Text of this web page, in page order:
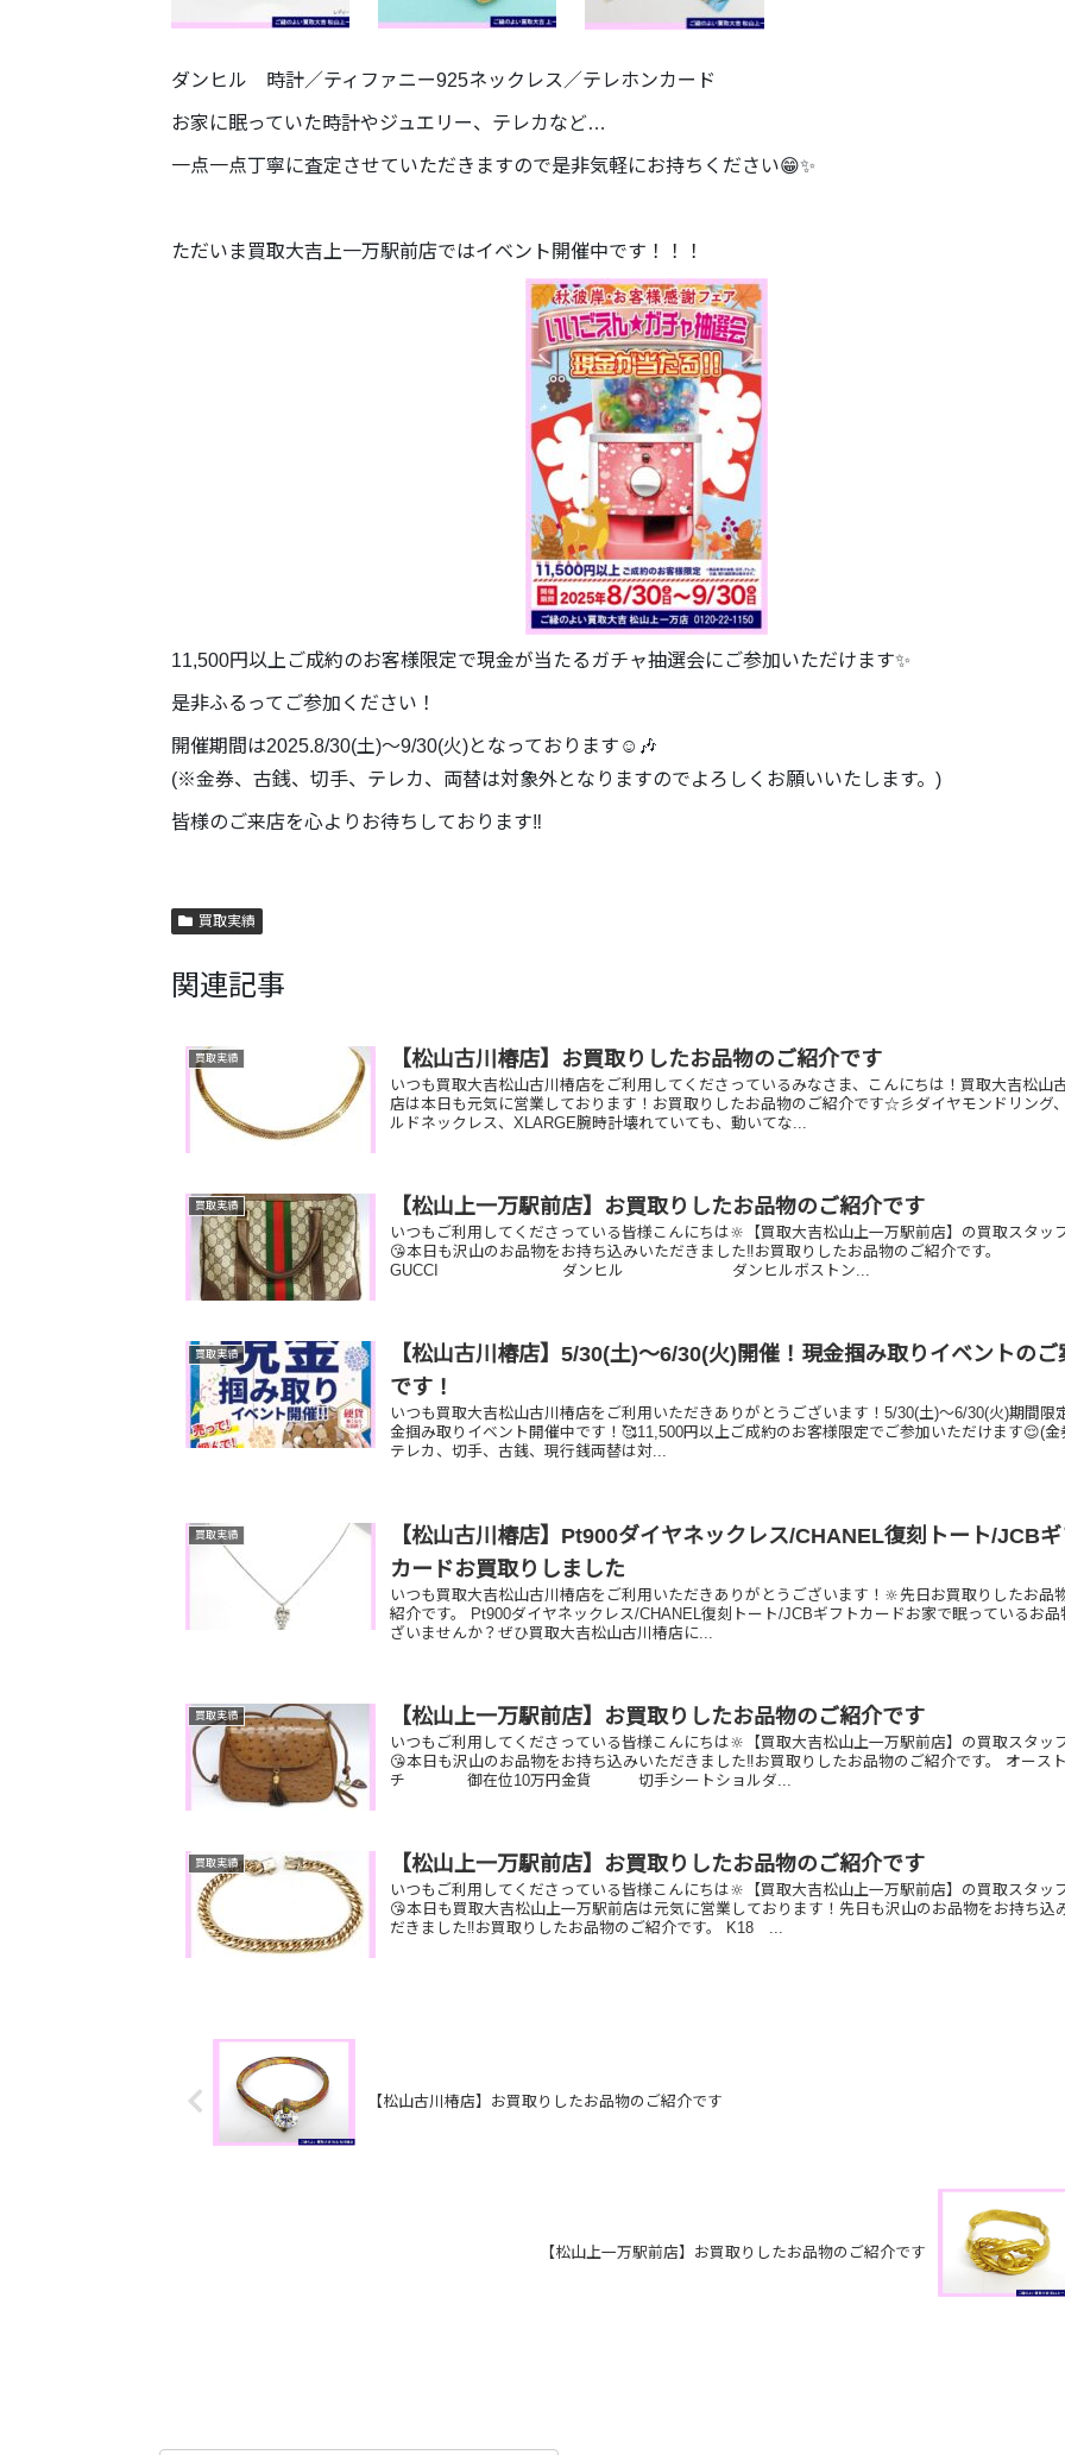
ダンヒル 時計／ティファニー925ネックレス／テレホンカード
お家に眠っていた時計やジュエリー、テレカなど…
一点一点丁寧に査定させていただきますので是非気軽にお持ちください😁✨
ただいま買取大吉上一万駅前店ではイベント開催中です！！！
11,500円以上ご成約のお客様限定で現金が当たるガチャ抽選会にご参加いただけます✨
是非ふるってご参加ください！
開催期間は2025.8/30(土)～9/30(火)となっております☺️🎶
(※金券、古銭、切手、テレカ、両替は対象外となりますのでよろしくお願いいたします。)
皆様のご来店を心よりお待ちしております‼️
買取実績
関連記事
買取実績 【松山古川椿店】お買取りしたお品物のご紹介です
いつも買取大吉松山古川椿店をご利用してくださっているみなさま、こんにちは！買取大吉松山
店は本日も元気に営業しております！お買取りしたお品物のご紹介です☆彡ダイヤモンドリング
ルドネックレス、XLARGE腕時計壊れていても、動いてな...
買取実績 【松山上一万駅前店】お買取りしたお品物のご紹介です
いつもご利用してくださっている皆様こんにちは🔆【買取大吉松山上一万駅前店】の買取スタッ
😘本日も沢山のお品物をお持ち込みいただきました‼️お買取りしたお品物のご紹介です。
GUCCI ダンヒル ダンヒルボストン...
買取実績
【松山古川椿店】5/30(土)～6/30(火)開催！現金掴み取りイベントのご
です！
いつも買取大吉松山古川椿店をご利用いただきありがとうございます！5/30(土)～6/30(火)期間限
金掴み取りイベント開催中です！🥰11,500円以上ご成約のお客様限定でご参加いただけます😌(金
テレカ、切手、古銭、現行銭両替は対...
買取実績
【松山古川椿店】Pt900ダイヤネックレス/CHANEL復刻トート/JCBギ
カードお買取りしました
いつも買取大吉松山古川椿店をご利用いただきありがとうございます！🔆先日お買取りしたお品
紹介です。 Pt900ダイヤネックレス/CHANEL復刻トート/JCBギフトカードお家で眠っているお品
ざいませんか？ぜひ買取大吉松山古川椿店に...
買取実績 【松山上一万駅前店】お買取りしたお品物のご紹介です
いつもご利用してくださっている皆様こんにちは🔆【買取大吉松山上一万駅前店】の買取スタッ
😘本日も沢山のお品物をお持ち込みいただきました‼️お買取りしたお品物のご紹介です。 オース
チ 御在位10万円金貨 切手シートショルダ...
買取実績 【松山上一万駅前店】お買取りしたお品物のご紹介です
いつもご利用してくださっている皆様こんにちは🔆【買取大吉松山上一万駅前店】の買取スタッ
😘本日も買取大吉松山上一万駅前店は元気に営業しております！先日も沢山のお品物をお持ち込
だきました‼️お買取りしたお品物のご紹介です。 K18 ...
【松山古川椿店】お買取りしたお品物のご紹介です
【松山上一万駅前店】お買取りしたお品物のご紹介です